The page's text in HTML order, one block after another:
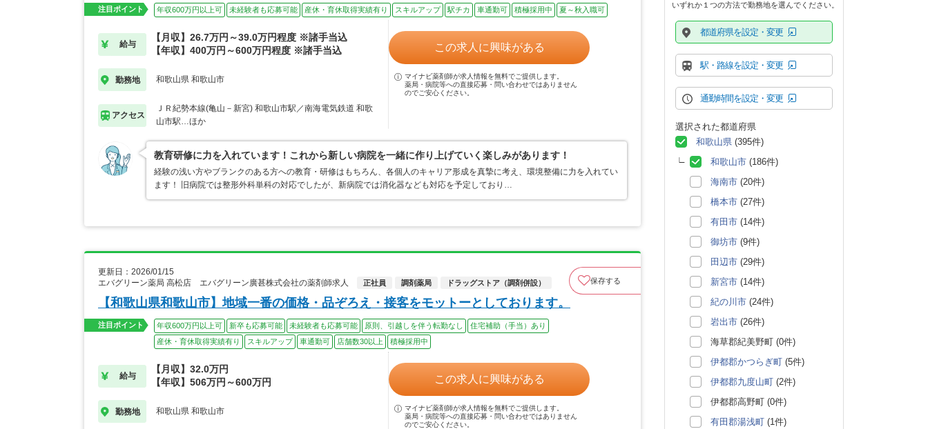
注目ポイント 年収600万円以上可 未経験者も応募可能 産休・育休取得実績有り スキルアップ 駅チカ 車通勤可 積極採用中 夏～秋入職可
給与
【月収】26.7万円～39.0万円程度 ※諸手当込
【年収】400万円～600万円程度 ※諸手当込
勤務地 和歌山県 和歌山市
アクセス
ＪＲ紀勢本線(亀山－新宮) 和歌山市駅／南海電気鉄道 和歌
山市駅…ほか
この求人に興味がある
マイナビ薬剤師が求人情報を無料でご提供します。
薬局・病院等への直接応募・問い合わせではありません
のでご安心ください。
教育研修に力を入れています！これから新しい病院を一緒に作り上げていく楽しみがあります！
経験の浅い方やブランクのある方への教育・研修はもちろん、各個人のキャリア形成を真摯に考え、環境整備に力を入れてい
ます！ 旧病院では整形外科単科の対応でしたが、新病院では消化器なども対応を予定しており…
更新日：2026/01/15
エバグリーン薬局 高松店 エバグリーン廣甚株式会社の薬剤師求人
正社員 調剤薬局 ドラッグストア（調剤併設） 保存する
【和歌山県和歌山市】地域一番の価格・品ぞろえ・接客をモットーとしております。
注目ポイント 年収600万円以上可 新卒も応募可能 未経験者も応募可能 原則、引越しを伴う転勤なし
住宅補助（手当）あり
産休・育休取得実績有り
スキルアップ 車通勤可 店舗数30以上 積極採用中
給与
【月収】32.0万円
【年収】506万円～600万円
勤務地 和歌山県 和歌山市
この求人に興味がある
マイナビ薬剤師が求人情報を無料でご提供します。
薬局・病院等への直接応募・問い合わせではありません
のでご安心ください。
いずれか１つの方法で勤務地を選んでください。
都道府県を設定・変更
駅・路線を設定・変更
通勤時間を設定・変更
選択された都道府県
和歌山県 (395件)
和歌山市 (186件)
海南市 (20件)
橋本市 (27件)
有田市 (14件)
御坊市 (9件)
田辺市 (29件)
新宮市 (14件)
紀の川市 (24件)
岩出市 (26件)
海草郡紀美野町 (0件)
伊都郡かつらぎ町 (5件)
伊都郡九度山町 (2件)
伊都郡高野町 (0件)
有田郡湯浅町 (1件)